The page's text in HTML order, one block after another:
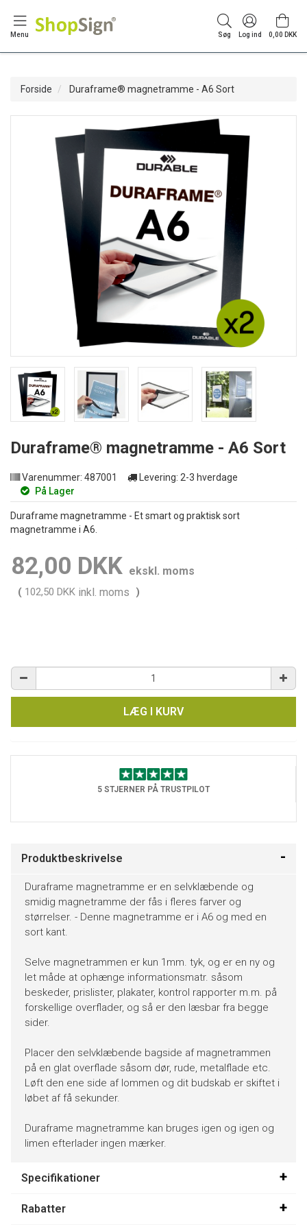
Menu Søg Log ind 0,00 DKK
Forside Duraframe® magnetramme - A6 Sort
Duraframe® magnetramme - A6 Sort
Varenummer: 487001 Levering: 2-3 hverdage
På Lager
Duraframe magnetramme - Et smart og praktisk sort
magnetramme i A6.
82,00 DKK ekskl. moms
( 102,50 DKK inkl. moms )
LÆG I KURV
5 STJERNER PÅ TRUSTPILOT
Produktbeskrivelse
Duraframe magnetramme er en selvklæbende og
smidig magnetramme der fås i fleres farver og
størrelser. - Denne magnetramme er i A6 og med en
sort kant.
Selve magnetrammen er kun 1mm. tyk, og er en ny og
let måde at ophænge informationsmatr. såsom
beskeder, prislister, plakater, kontrol rapporter m.m. på
forskellige overflader, og så er den læsbar fra begge
sider.
Placer den selvklæbende bagside af magnetrammen
på en glat overflade såsom dør, rude, metalflade etc.
Løft den ene side af lommen og dit budskab er skiftet i
løbet af få sekunder.
Duraframe magnetramme kan bruges igen og igen og
limen efterlader ingen mærker.
Specifikationer
Rabatter